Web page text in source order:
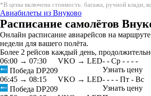
*В цены включена стоимость: багажа, ручной клади,
Авиабилеты из Внуково
Расписание самолётов
Онлайн расписание авиарейсов на
недели для вашего полёта.
Более 2 рейсов каждый день,
06:00 → 07:30
Победа DP209
VKO → LED- - Ср - - - -
Узнать цену
06:45 → 08:15
Победа DP209
VKO → LED- - - - Пт - Вс
Узнать цену